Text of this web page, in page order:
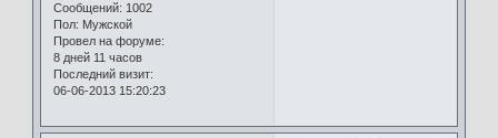
Сообщений: 1002
Пол: Мужской
Провел на форуме:
8 дней 11 часов
Последний визит:
06-06-2013 15:20:23